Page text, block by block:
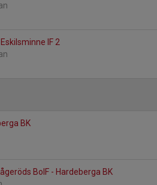
IF 2
BK
BoIF - Hardeberga BK